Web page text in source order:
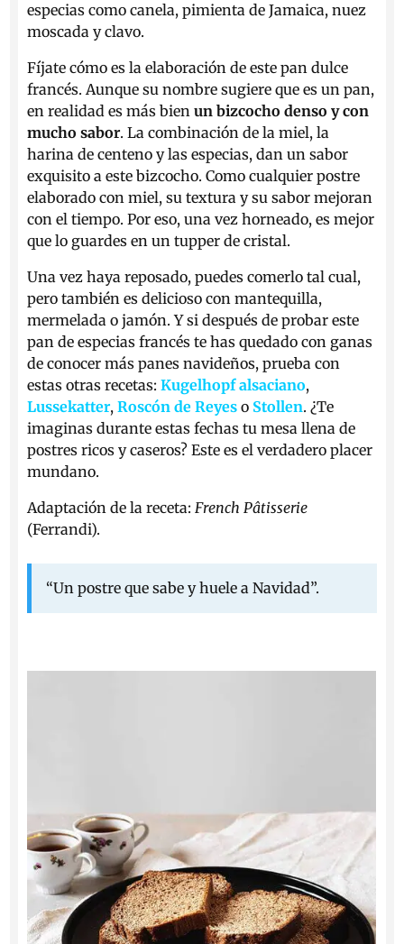
especias como canela, pimienta de Jamaica, nuez
moscada y clavo.
Fíjate cómo es la elaboración de este pan dulce
francés. Aunque su nombre sugiere que es un pan,
en realidad es más bienun bizcocho denso y con
mucho sabor. La combinación de la miel, la
harina de centeno y las especias, dan un sabor
exquisito a este bizcocho. Como cualquier postre
elaborado con miel, su textura y su sabor mejoran
con el tiempo. Por eso, una vez horneado, es mejor
que lo guardes en un tupper de cristal.
Una vez haya reposado, puedes comerlo tal cual,
pero también es delicioso con mantequilla,
mermelada o jamón. Y si después de probar este
pan de especias francés te has quedado con ganas
de conocer más panes navideños, prueba con
estas otras recetas:Kugelhopf alsaciano,
Lussekatter,Roscón de Reyes o Stollen. ¿Te
imaginas durante estas fechas tu mesa llena de
postres ricos y caseros? Este es el verdadero placer
mundano.
Adaptación de la receta:French Pâtisserie
(Ferrandi).
“Un postre que sabe y huele a Navidad”.